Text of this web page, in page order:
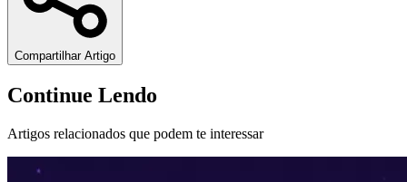
Compartilhar Artigo
Continue Lendo
Artigos relacionados que podem te interessar